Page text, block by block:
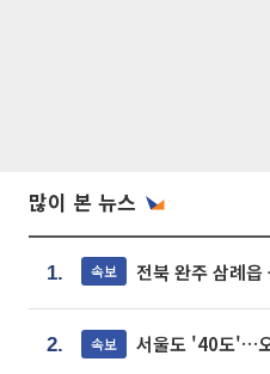
많이 본 뉴스
1. 속보 전북 완주 삼례읍
2. 속보 서울도 '40도'…